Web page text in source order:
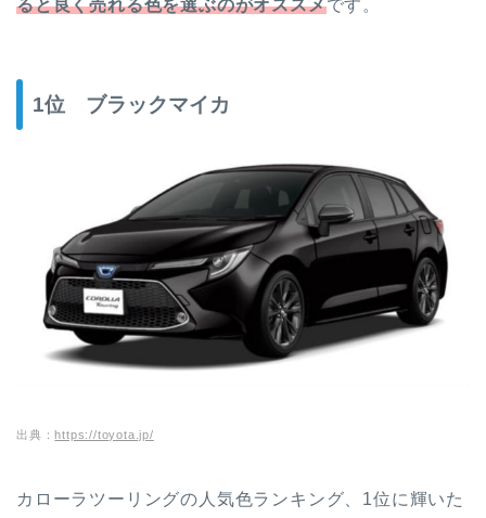
ると良く売れる色を選ぶのがオススメです。
1位 ブラックマイカ
出典：https://toyota.jp/
カローラツーリングの人気色ランキング、1位に輝いた